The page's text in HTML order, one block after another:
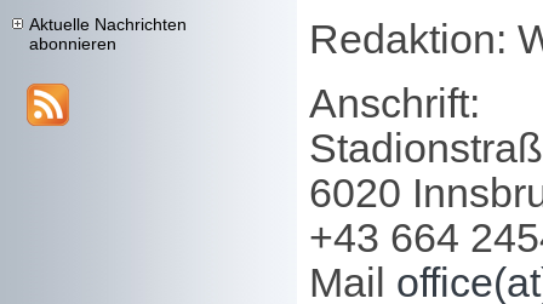
Aktuelle Nachrichten
abonnieren
Redaktion:
Anschrift:
6020
+43 664
Mail